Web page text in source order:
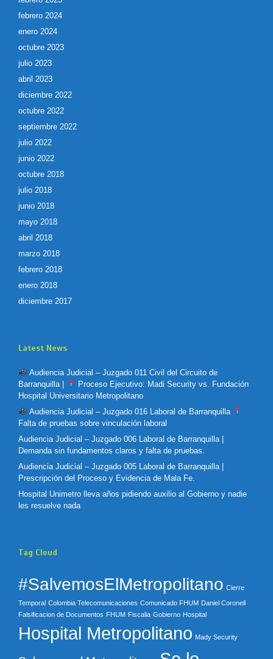
febrero 2024
enero 2024
octubre 2023
julio 2023
abril 2023
diciembre 2022
octubre 2022
septiembre 2022
julio 2022
junio 2022
octubre 2018
julio 2018
junio 2018
mayo 2018
abril 2018
marzo 2018
febrero 2018
enero 2018
diciembre 2017
Latest News
Audiencia Judicial – Juzgado 011 Civil del Circuito de
Barranquilla |
Proceso Ejecutivo: Madi Security vs. Fundación
Hospital Universitario Metropolitano
Audiencia Judicial – Juzgado 016 Laboral de Barranquilla
Falta de pruebas sobre vinculación laboral
Audiencia Judicial – Juzgado 006 Laboral de Barranquilla |
Demanda sin fundamentos claros y falta de pruebas.
Audiencia Judicial – Juzgado 005 Laboral de Barranquilla |
Prescripción del Proceso y Evidencia de Mala Fe.
Hospital Unimetro lleva años pidiendo auxilio al Gobierno y nadie
les resuelve nada
Tag Cloud
#SalvemosElMetropolitano Cierre
Temporal Colombia Telecomunicaciones Comunicado FHUM Daniel Coronell
Falsificacion de Documentos FHUM Fiscalia Gobierno Hospital
Hospital Metropolitano Mady Security